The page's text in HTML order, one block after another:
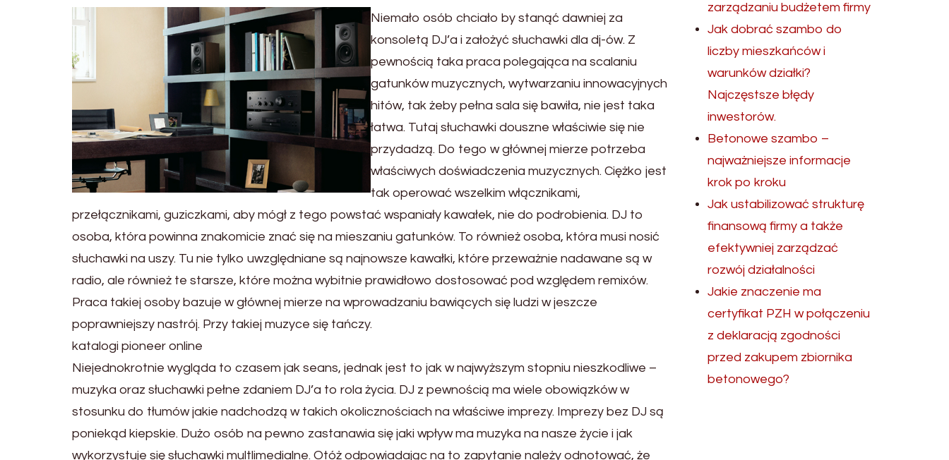
Niemało osób chciało by stanąć dawniej za
konsoletą DJ’a i założyć słuchawki dla dj-ów. Z
pewnością taka praca polegająca na scalaniu
gatunków muzycznych, wytwarzaniu innowacyjnych
hitów, tak żeby pełna sala się bawiła, nie jest taka
łatwa. Tutaj słuchawki douszne właściwie się nie
przydadzą. Do tego w głównej mierze potrzeba
właściwych doświadczenia muzycznych. Ciężko jest
tak operować wszelkim włącznikami,
przełącznikami, guziczkami, aby mógł z tego powstać wspaniały kawałek, nie do podrobienia. DJ to
osoba, która powinna znakomicie znać się na mieszaniu gatunków. To również osoba, która musi nosić
słuchawki na uszy. Tu nie tylko uwzględniane są najnowsze kawałki, które przeważnie nadawane są w
radio, ale również te starsze, które można wybitnie prawidłowo dostosować pod względem remixów.
Praca takiej osoby bazuje w głównej mierze na wprowadzaniu bawiących się ludzi w jeszcze
poprawniejszy nastrój. Przy takiej muzyce się tańczy.
katalogi pioneer online
Niejednokrotnie wygląda to czasem jak seans, jednak jest to jak w najwyższym stopniu nieszkodliwe –
muzyka oraz słuchawki pełne zdaniem DJ’a to rola życia. DJ z pewnością ma wiele obowiązków w
stosunku do tłumów jakie nadchodzą w takich okolicznościach na właściwe imprezy. Imprezy bez DJ są
poniekąd kiepskie. Dużo osób na pewno zastanawia się jaki wpływ ma muzyka na nasze życie i jak
wykorzystuje się słuchawki multlimedialne. Otóż odpowiadając na to zapytanie należy odnotować, że
zarządzaniu budżetem firmy
Jak dobrać szambo do
liczby mieszkańców i
warunków działki?
Najczęstsze błędy
inwestorów.
Betonowe szambo –
najważniejsze informacje
krok po kroku
Jak ustabilizować strukturę
finansową firmy a także
efektywniej zarządzać
rozwój działalności
Jakie znaczenie ma
certyfikat PZH w połączeniu
z deklaracją zgodności
przed zakupem zbiornika
betonowego?